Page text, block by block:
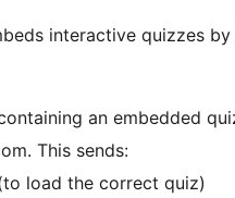
interactive quizzes
an embedded
This sends:
load the correct quiz)